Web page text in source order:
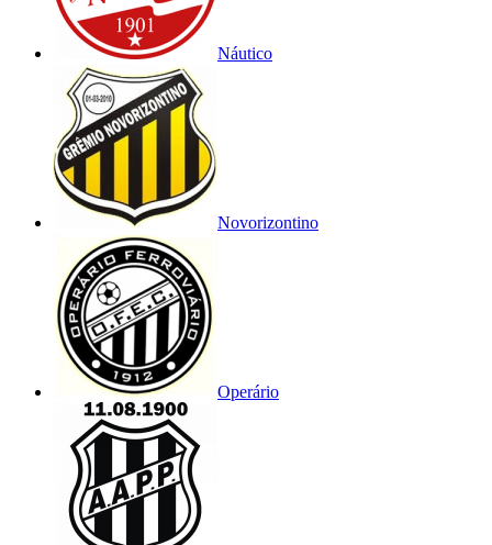
Náutico
Novorizontino
Operário